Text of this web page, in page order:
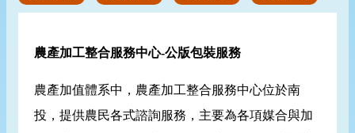
農產加工整合服務中心-公版包裝服務
農產加值體系中，農產加工整合服務中心位於南
投，提供農民各式諮詢服務，主要為各項媒合與加